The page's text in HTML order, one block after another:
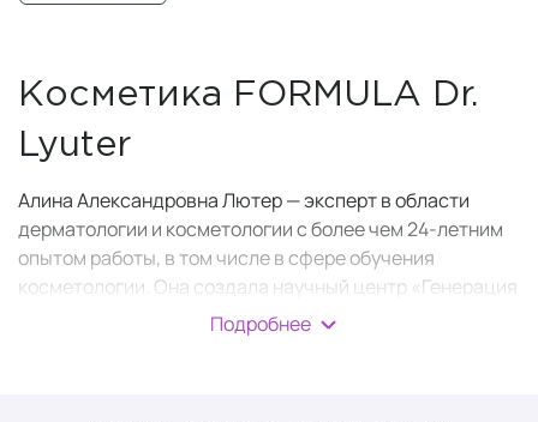
Косметика FORMULA Dr.
Lyuter
Алина Александровна Лютер — эксперт в области
дерматологии и косметологии с более чем 24-летним
опытом работы, в том числе в сфере обучения
косметологии. Она создала научный центр «Генерация
красоты» и разработалабренд косметики FORMULA
Подробнее